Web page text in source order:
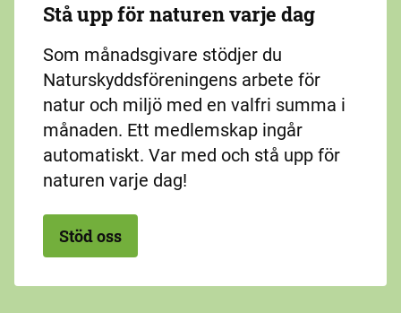
Stå upp för naturen varje dag
Som månadsgivare stödjer du
Naturskyddsföreningens arbete för
natur och miljö med en valfri summa i
månaden. Ett medlemskap ingår
automatiskt. Var med och stå upp för
naturen varje dag!
Stöd oss